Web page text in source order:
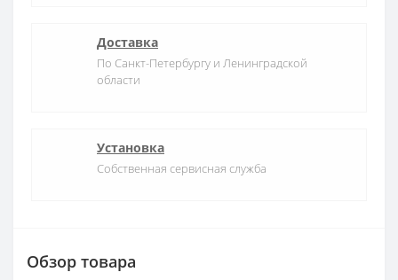
Доставка
По Санкт-Петербургу и Ленинградской
области
Установка
Собственная сервисная служба
Обзор товара